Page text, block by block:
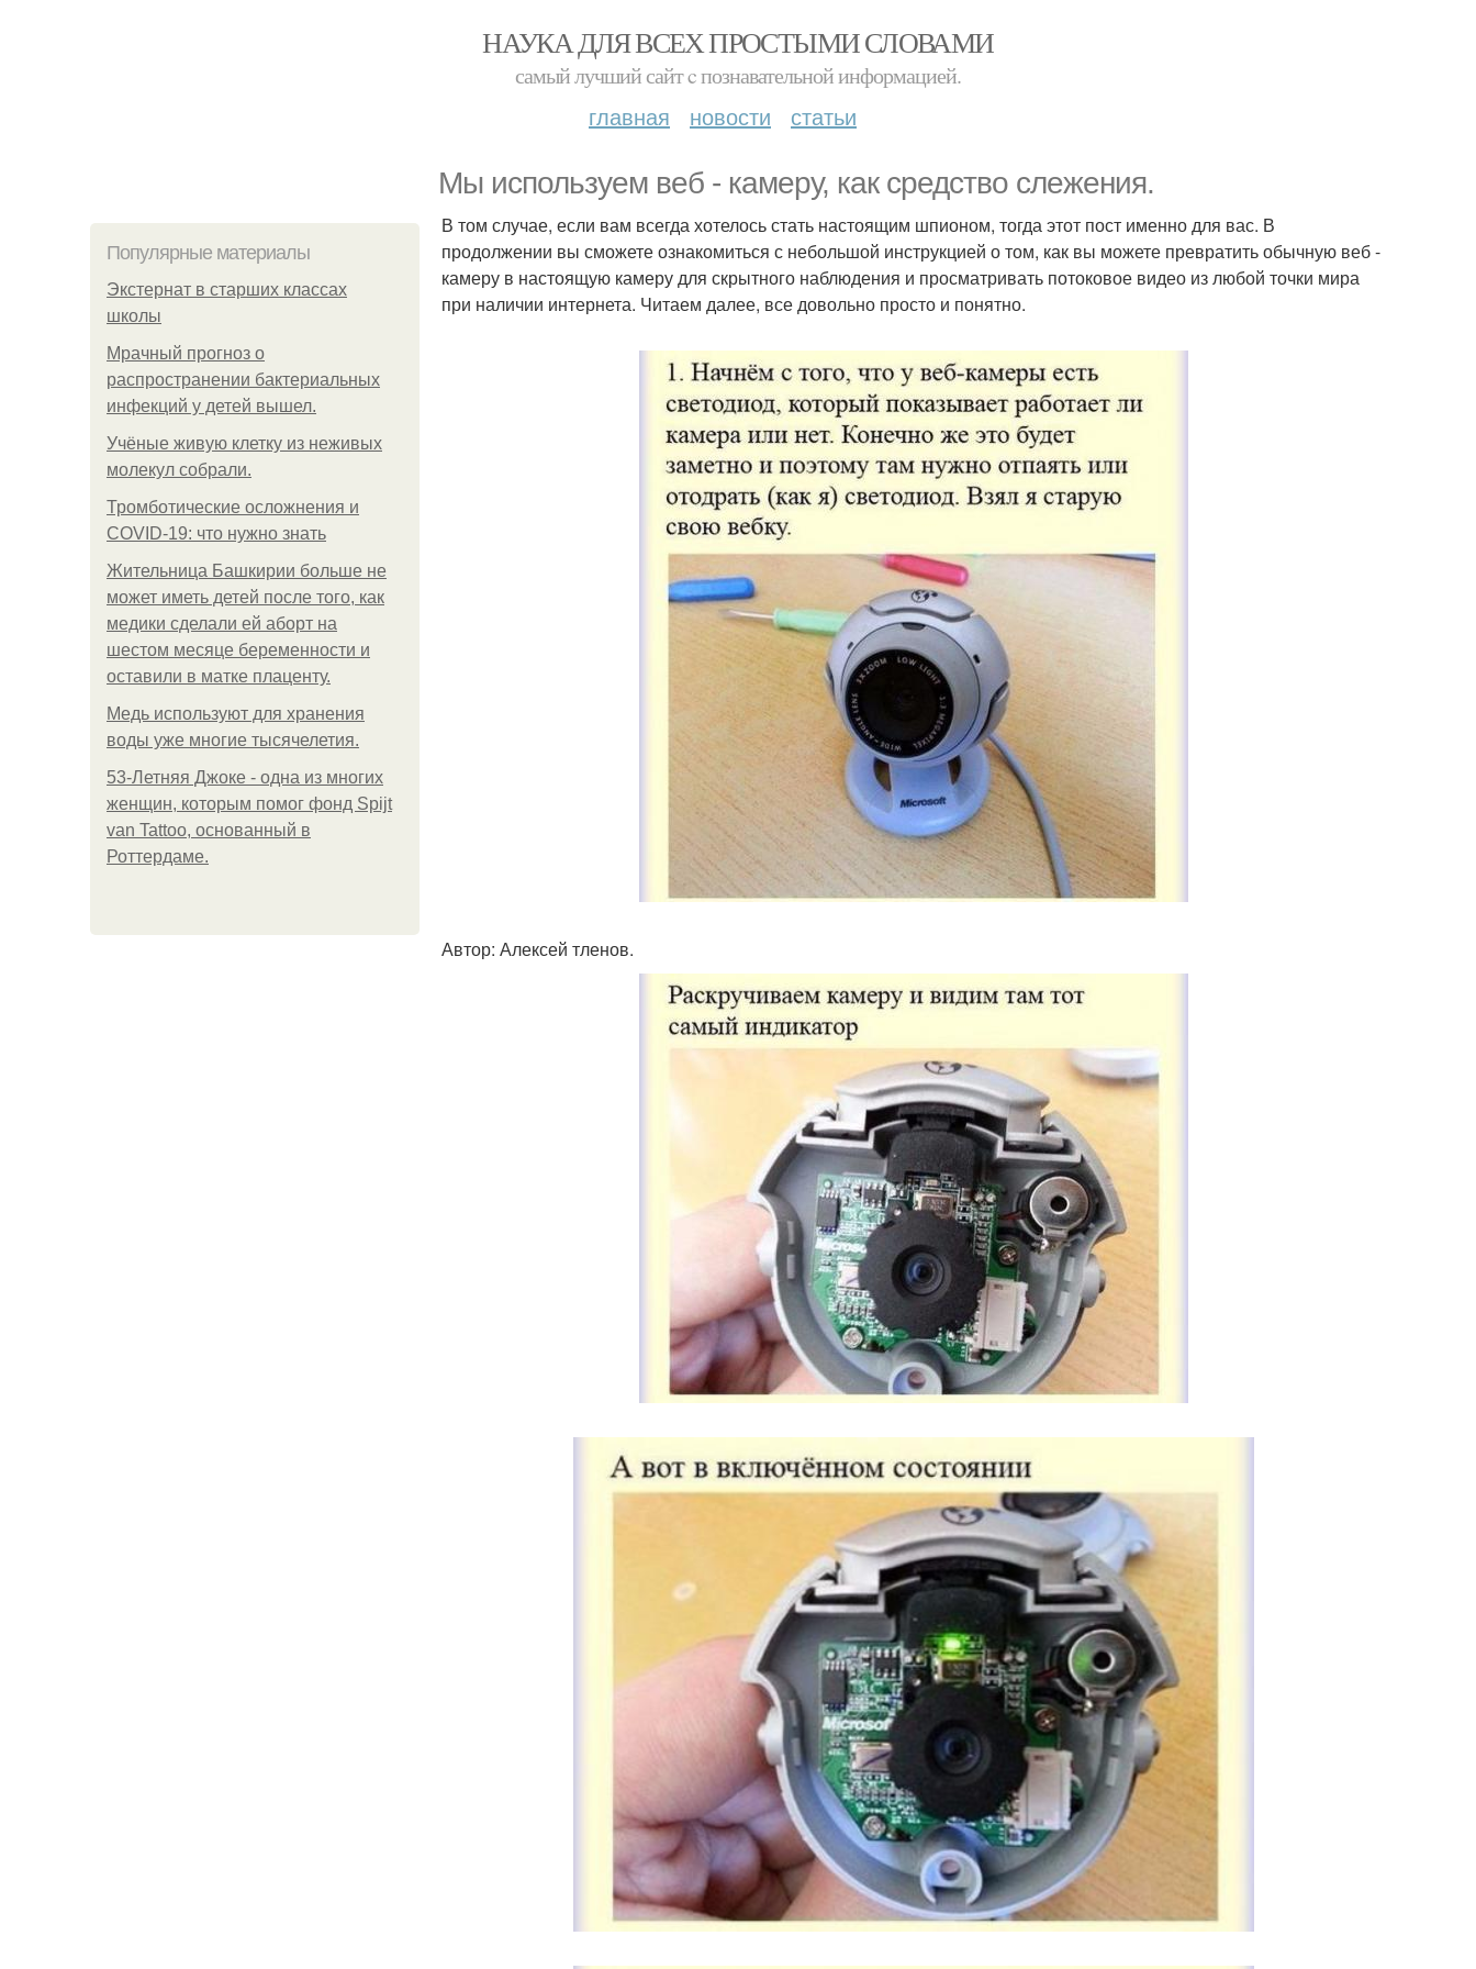
НАУКА ДЛЯ ВСЕХ ПРОСТЫМИ СЛОВАМИ
самый лучший сайт c познавательной информацией.
главная новости статьи
Мы используем веб - камеру, как средство слежения.
Популярные материалы
Экстернат в старших классах
школы
Мрачный прогноз о
распространении бактериальных
инфекций у детей вышел.
Учёные живую клетку из неживых
молекул собрали.
Тромботические осложнения и
COVID-19: что нужно знать
Жительница Башкирии больше не
может иметь детей после того, как
медики сделали ей аборт на
шестом месяце беременности и
оставили в матке плаценту.
Медь используют для хранения
воды уже многие тысячелетия.
53-Летняя Джоке - одна из многих
женщин, которым помог фонд Spijt
van Tattoo, основанный в
Роттердаме.
В том случае, если вам всегда хотелось стать настоящим шпионом, тогда этот пост именно для вас. В
продолжении вы сможете ознакомиться с небольшой инструкцией о том, как вы можете превратить обычную веб -
камеру в настоящую камеру для скрытного наблюдения и просматривать потоковое видео из любой точки мира
при наличии интернета. Читаем далее, все довольно просто и понятно.
Автор: Алексей тленов.